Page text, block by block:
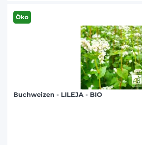
Öko
Buchweizen - LILEJA - BIO